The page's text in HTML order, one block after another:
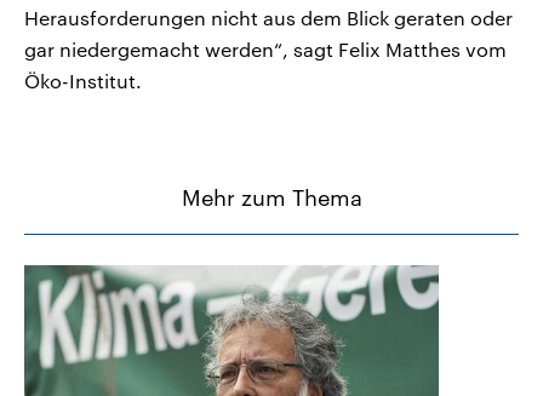
Herausforderungen nicht aus dem Blick geraten oder
gar niedergemacht werden“, sagt Felix Matthes vom
Öko-Institut.
Mehr zum Thema